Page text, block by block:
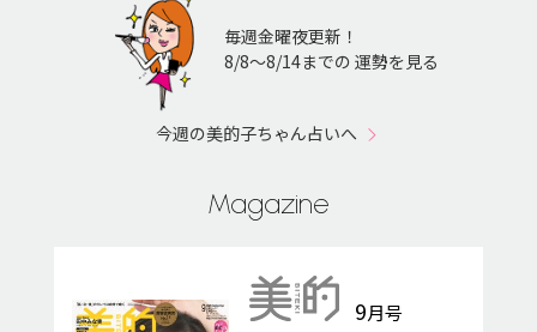
毎週金曜夜更新！
8/8〜8/14までの 運勢を見る
今週の美的子ちゃん占いへ
Magazine
9月号